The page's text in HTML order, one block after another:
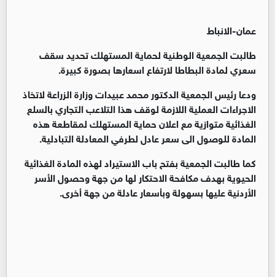
عمان-الانباط
طالبت الجمعية الوطنية لحماية المستهلك تحديد سقف
سعري لمادة البطاطا لارتفاع اسعارها بصورة كبيرة.
ودعا رئيس الجمعية الدكتور محمد عبيدات وزارة الزراعة لاتخاذ
الاجراءات العملية اللازمة لوقف هذا التلاعب التجاري بالسلع
الغذائية متوازية مع اعلان حماية المستهلك لمقاطعة هذه
المادة للوصول الى سعر عادل لطرفي المعادلة التبادلية.
كما طالبت الجمعية بفتح باب الاستيراد لهذه المادة الغذائية
الحيوية بهدف مكافحة الاحتكار لها من جهة وحصول الأسر
الأردنية عليها بسهولة وبأسعار عادلة من جهة أخرى.